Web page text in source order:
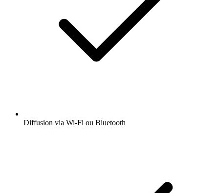
Diffusion via Wi-Fi ou Bluetooth